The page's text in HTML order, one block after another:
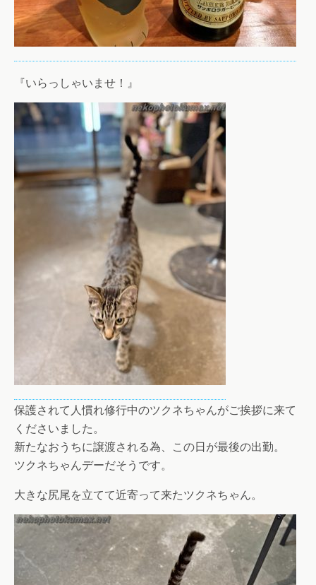
『いらっしゃいませ！』
保護されて人慣れ修行中のツクネちゃんがご挨拶に来て
くださいました。
新たなおうちに譲渡される為、この日が最後の出勤。
ツクネちゃんデーだそうです。
大きな尻尾を立てて近寄って来たツクネちゃん。